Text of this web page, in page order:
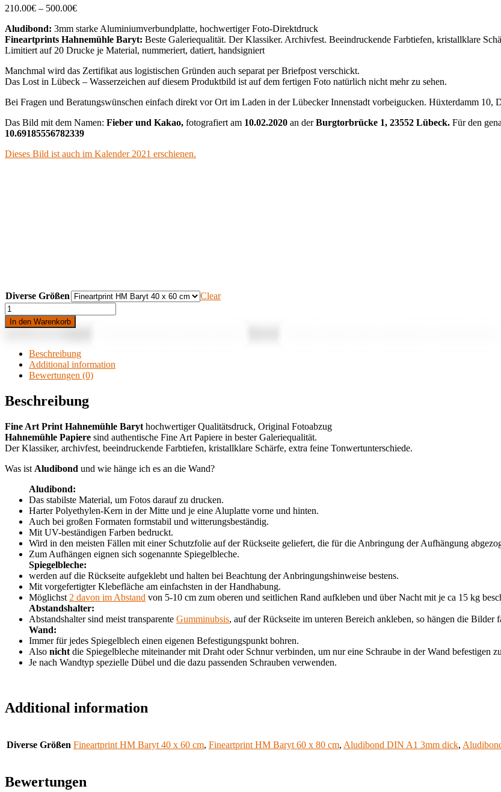
210.00€ – 500.00€Price
210.00€
through
500.00€
Aludibond: 3mm starke Aluminiumverbundplatte, hochwertiger Foto-Direktdruck
Fineartprints Hahnemühle Baryt: Beste Galeriequalität. Der Klassiker. Archivfest. Beeindruckende Farbtiefen, kristallklare
Limitiert auf 20 Drucke je Material, nummeriert, datiert, handsigniert
Manchmal wird das Zertifikat aus logistischen Gründen auch separat per Briefpost verschickt.
Das Lost in Lübeck – Wasserzeichen auf diesem Produktbild ist auf dem fertigen Foto natürlich nicht mehr zu sehen.
Bei Fragen und Beratungswünschen einfach direkt vor Ort im Laden in der Lübecker Innenstadt vorbeigucken. Hüxterdamm 10,
Das Bild mit dem Namen: Fieber und Kakao, fotografiert am 10.02.2020 an derBurgtorbrücke 1, 23552 Lübeck. Für den
10.69185556782339
Dieses Bild ist auch im Kalender 2021 erschienen.
Diverse Größen
Clear
Fieber
und
Kakao
In den Warenkorb
Beschreibung
Additional information
Bewertungen (0)
Beschreibung
Fine Art Print Hahnemühle Baryt hochwertiger Qualitätsdruck, Original Fotoabzug
Hahnemühle Papiere sind authentische Fine Art Papiere in bester Galeriequalität.
Der Klassiker, archivfest, beeindruckende Farbtiefen, kristallklare Schärfe, extra feine Tonwertunterschiede.
Was ist Aludibond und wie hänge ich es an die Wand?
Aludibond:
Das stabilste Material, um Fotos darauf zu drucken.
Harter Polyethylen-Kern in der Mitte und je eine Aluplatte vorne und hinten.
Auch bei großen Formaten formstabil und witterungsbeständig.
Mit UV-beständigen Farben bedruckt.
Wird in den meisten Fällen mit einer Schutzfolie auf der Rückseite geliefert, die für die Anbringung der Aufhängung
Zum Aufhängen eignen sich sogenannte Spiegelbleche.
Spiegelbleche:
werden auf die Rückseite aufgeklebt und halten bei Beachtung der Anbringungshinweise bestens.
Mit vorgefertigter Klebefläche am einfachsten in der Handhabung.
Möglichst 2 davon im Abstand von 5-10 cm zum oberen und seitlichen Rand aufkleben und über Nacht mit je ca 15 kg
Abstandshalter:
Abstandshalter sind meist transparente Gumminubsis, auf der Rückseite im unteren Bereich ankleben, so hängen die Bilder
Wand:
Immer für jedes Spiegelblech einen eigenen Befestigungspunkt bohren.
Also nicht die Spiegelbleche miteinander mit Draht oder Schnur verbinden, um nur eine Schraube in der Wand befestigen
Je nach Wandtyp spezielle Dübel und die dazu passenden Schrauben verwenden.
Additional information
Diverse Größen Fineartprint HM Baryt 40 x 60 cm, Fineartprint HM Baryt 60 x 80 cm, Aludibond DIN A1 3mm dick,
Bewertungen